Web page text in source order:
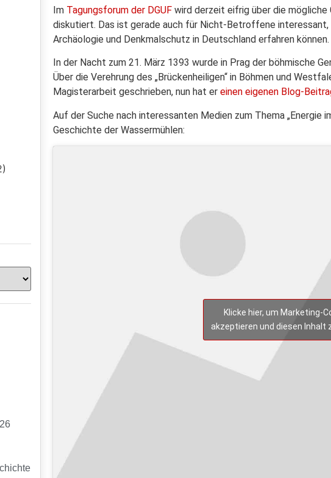
Im Tagungsforum der DGUF wird derzeit eifrig über die mögliche
diskutiert. Das ist gerade auch für Nicht-Betroffene interessant,
Archäologie und Denkmalschutz in Deutschland erfahren können.
In der Nacht zum 21. März 1393 wurde in Prag der böhmische
Über die Verehrung des „Brückenheiligen“ in Böhmen und
Magisterarbeit geschrieben, nun hat ereinen eigenen Blog-
Auf der Suche nach interessanten Medien zum Thema
Geschichte der Wassermühlen:
Klicke hier, um Marketing-
akzeptieren und diesen Inhalt